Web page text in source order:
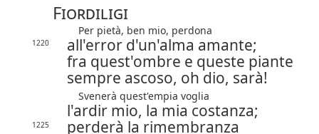
Fiordiligi
Per pietà, ben mio, perdona
1220
all'error d'un'alma amante;
fra quest'ombre e queste piante
sempre ascoso, oh dio, sarà!
Svenerà quest'empia voglia
l'ardir mio, la mia costanza;
1225
perderà la rimembranza